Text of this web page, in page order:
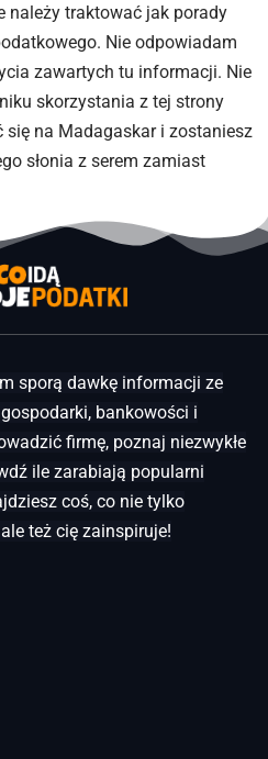
należy traktować jak porady
Nie odpowiadam
zawartych tu informacji. Nie
skorzystania z tej strony
na Madagaskar i zostaniesz
słonia z serem zamiast
sporą dawkę informacji ze
bankowości i
firmę, poznaj niezwykłe
ile zarabiają popularni
coś, co nie tylko
też cię zainspiruje!